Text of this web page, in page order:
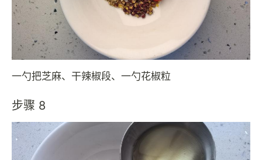
一勺把芝麻、干辣椒段、一勺花椒粒
步骤 8